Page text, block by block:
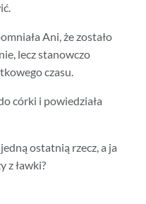
Ani, że zostało
lecz stanowczo
czasu.
córki i powiedziała
ostatnią rzecz, a ja
z ławki?